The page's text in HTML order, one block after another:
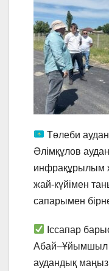
Төлеби
Әлімқұлов
инфрақұрылым
жай-күйімен
сапарымен
Іссапар
Абай–Ұйымшыл
аудандық